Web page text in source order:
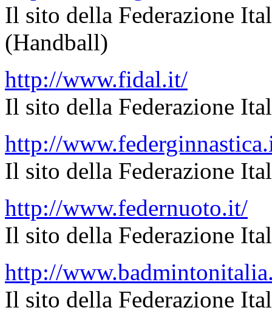
Il sito della Federazione
(Handball)
http://www.fidal.it/
Il sito della Federazione
http://
Il sito della Federazione
http://www.federnuoto.it/
Il sito della Federazione
http://
Il sito della Federazione